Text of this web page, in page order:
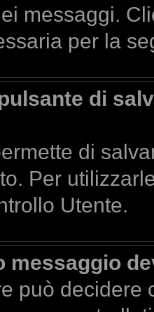
messaggi.
per la
di
di
Per
Utente.
messaggio
può